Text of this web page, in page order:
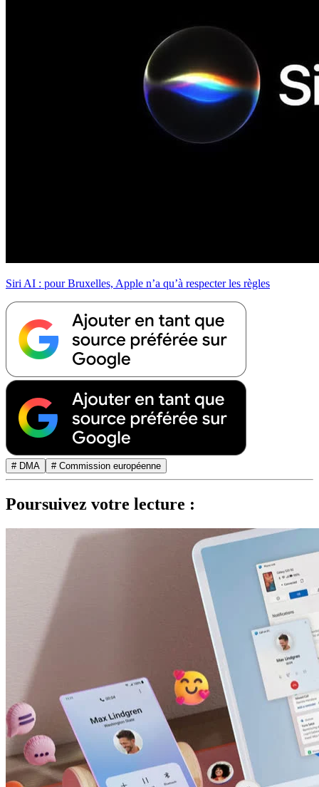
Siri AI : pour Bruxelles, Apple n’a qu’à respecter les règles
# DMA # Commission européenne
Poursuivez votre lecture :